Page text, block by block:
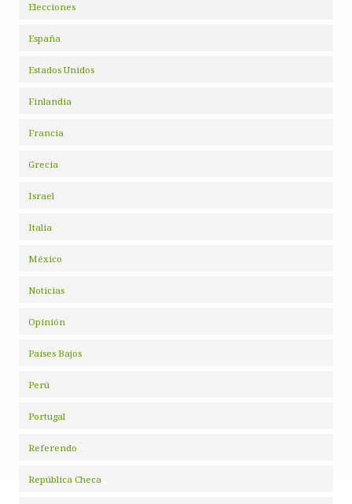
Elecciones
España
Estados Unidos
Finlandia
Francia
Grecia
Israel
Italia
México
Noticias
Opinión
Países Bajos
Perú
Portugal
Referendo
República Checa